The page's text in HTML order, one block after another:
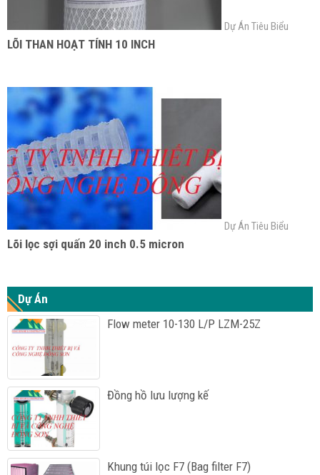
Dự Án Tiêu Biểu
LÕI THAN HOẠT TÍNH 10 INCH
Dự Án Tiêu Biểu
Lõi lọc sợi quấn 20 inch 0.5 micron
Dự Án
Flow meter 10-130 L/P LZM-25Z
Đồng hồ lưu lượng kế
Khung túi lọc F7 (Bag filter F7)